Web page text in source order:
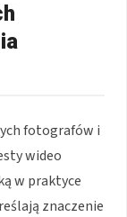
fotografów i
wideo
w praktyce
znaczenie